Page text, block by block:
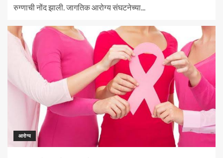
रुग्णाची नोंद झाली. जागतिक आरोग्य संघटनेच्या...
आरोग्य